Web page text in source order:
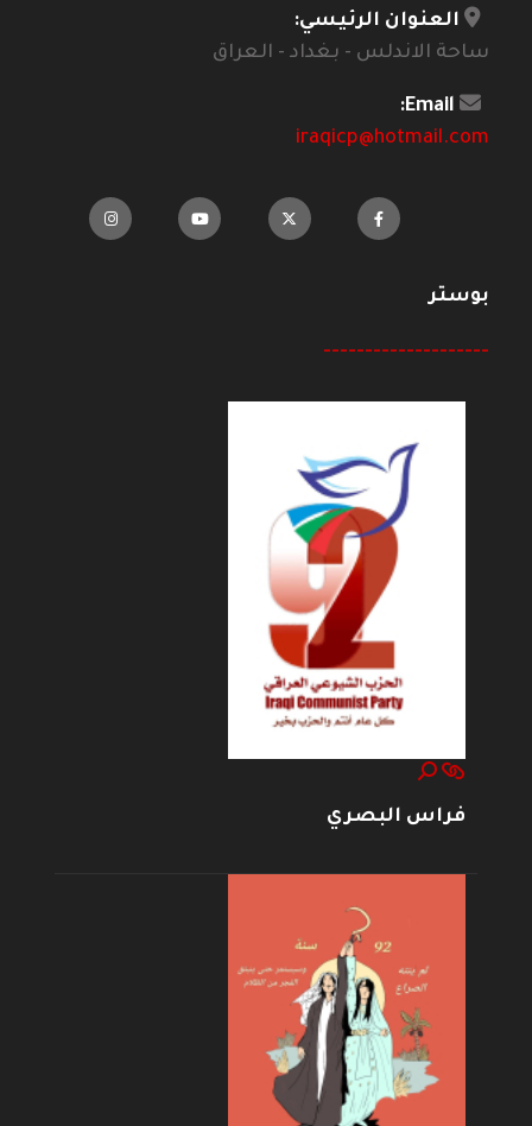
العنوان الرئيسي:
ساحة الاندلس - بغداد - العراق
Email:
iraqicp@hotmail.com
بوستر
--------------------
فراس البصري